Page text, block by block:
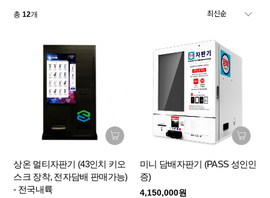
총12개
상온 멀티자판기 (43인치 키오
스크 장착, 전자담배 판매가능)
- 전국내륙
미니 담배자판기 (PASS 성인인
증)
4,150,000원